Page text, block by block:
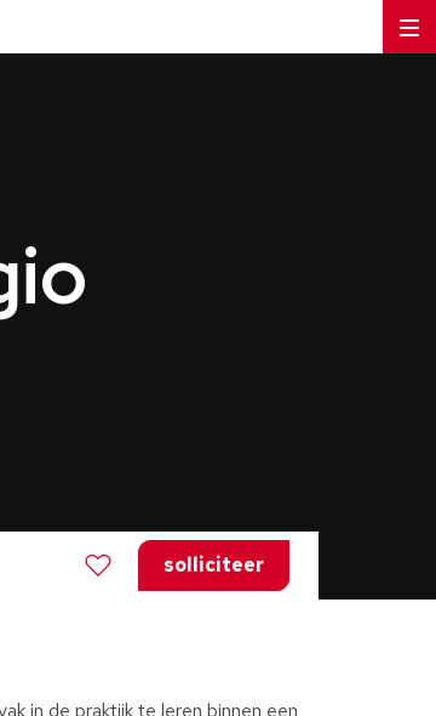
solliciteer
in de praktijk te leren binnen een